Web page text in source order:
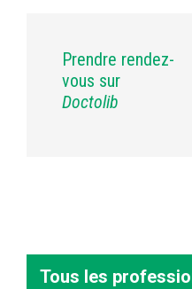
Prendre rendez-
vous sur
Doctolib
Tous les